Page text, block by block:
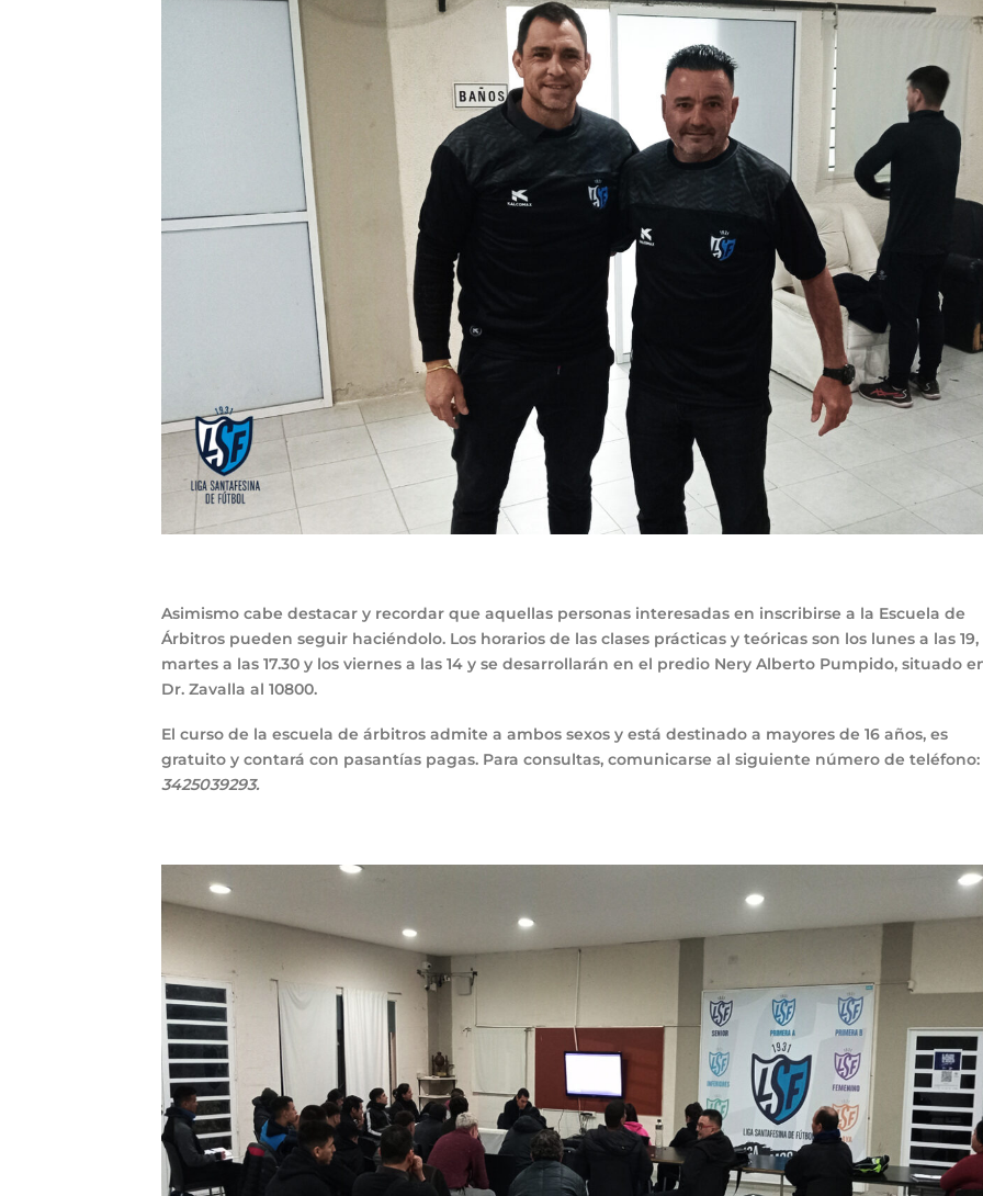
Asimismo cabe destacar y recordar que aquellas personas interesadas en inscribirse a la Escuela de
Árbitros pueden seguir haciéndolo. Los horarios de las clases prácticas y teóricas son los lunes a las 19,
martes a las 17.30 y los viernes a las 14 y se desarrollarán en el predio Nery Alberto Pumpido, situado
Dr. Zavalla al 10800.
El curso de la escuela de árbitros admite a ambos sexos y está destinado a mayores de 16 años, es
gratuito y contará con pasantías pagas. Para consultas, comunicarse al siguiente número de teléfono:
3425039293.